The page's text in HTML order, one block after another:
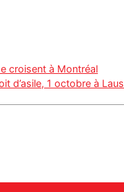
croisent à Montréal
d’asile, 1 octobre à